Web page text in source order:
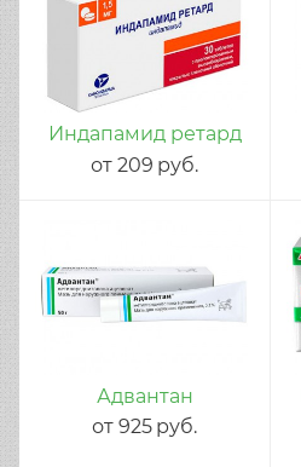
Индапамид ретард
от 209 руб.
Адвантан
от 925 руб.